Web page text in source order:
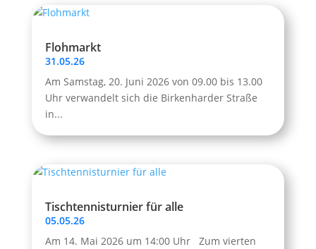
Flohmarkt
31.05.26
Am Samstag, 20. Juni 2026 von 09.00 bis 13.00
Uhr verwandelt sich die Birkenharder Straße
in...
Tischtennisturnier für alle
05.05.26
Am 14. Mai 2026 um 14:00 Uhr Zum vierten